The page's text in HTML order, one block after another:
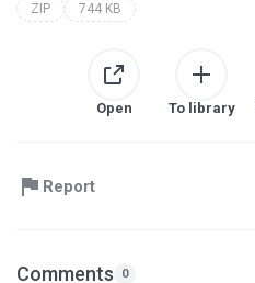
ZIP 744 KB
Open To library
Report
Comments 0